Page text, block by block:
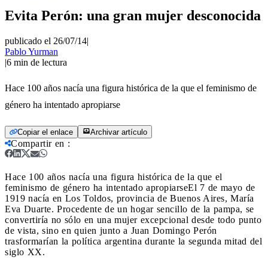
Evita Perón: una gran mujer desconocida
publicado el 26/07/14|
Pablo Yurman
|6 min de lectura
Hace 100 años nacía una figura histórica de la que el feminismo de
género ha intentado apropiarse
Copiar el enlace Archivar artículo
Compartir en :
Hace 100 años nacía una figura histórica de la que el
feminismo de género ha intentado apropiarseEl 7 de mayo de
1919 nacía en Los Toldos, provincia de Buenos Aires, María
Eva Duarte. Procedente de un hogar sencillo de la pampa, se
convertiría no sólo en una mujer excepcional desde todo punto
de vista, sino en quien junto a Juan Domingo Perón
trasformarían la política argentina durante la segunda mitad del
siglo XX.